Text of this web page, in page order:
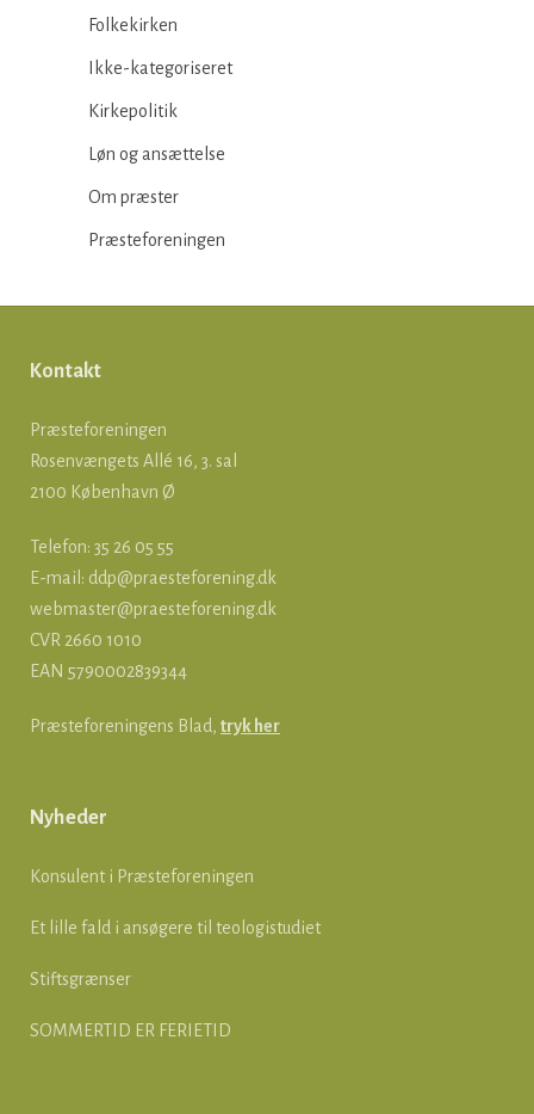
Folkekirken
Ikke-kategoriseret
Kirkepolitik
Løn og ansættelse
Om præster
Præsteforeningen
Kontakt
Præsteforeningen
Rosenvængets Allé 16, 3. sal
2100 København Ø
Telefon: 35 26 05 55
E-mail: ddp@praesteforening.dk
webmaster@praesteforening.dk
CVR 2660 1010
EAN 5790002839344
Præsteforeningens Blad, tryk her
Nyheder
Konsulent i Præsteforeningen
Et lille fald i ansøgere til teologistudiet
Stiftsgrænser
SOMMERTID ER FERIETID